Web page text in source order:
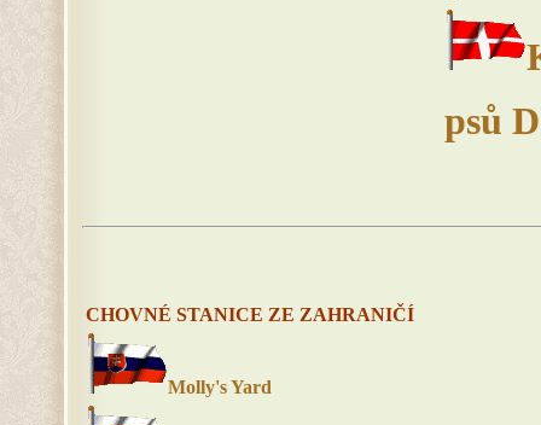
psů
CHOVNÉ STANICE ZE ZAHRANIČÍ
Molly's Yard